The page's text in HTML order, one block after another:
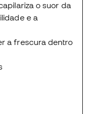
o suor da
e a
a frescura dentro